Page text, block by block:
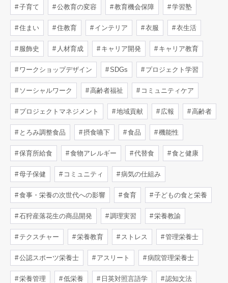
子育て 公教育の変容 教育機会保障 学習塾
住まい 住教育 インテリア 衣服 衣生活
服飾史 人材育成 キャリア開発 キャリア教育
ワークショップデザイン SDGs プロジェクト学習
ソーシャルワーク 高齢者福祉 コミュニティケア
プロジェクトマネジメント 地域貢献 広報 高齢者
とろみ調整食品 摂食嚥下 食品 機能性
保育所給食 食物アレルギー 代替食 食と健康
母子保健 コミュニティ 病気の仕組み
食事・栄養の次世代への影響 食育 子どもの食と栄養
石狩産落花生の商品開発 調理実習 栄養教諭
テクスチャー 栄養教育 ストレス 管理栄養士
公認スポーツ栄養士 アスリート 病院管理栄養士
栄養管理 低栄養 日英対照言語学 認知文法